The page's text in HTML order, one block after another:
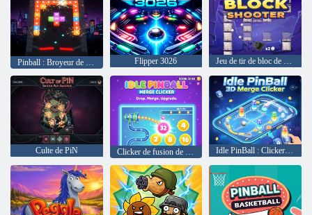
Flipper 3026 Jeu de tir de bloc de flipper
Culte de PiN Idle PinBall : Clicker de fusion 3D